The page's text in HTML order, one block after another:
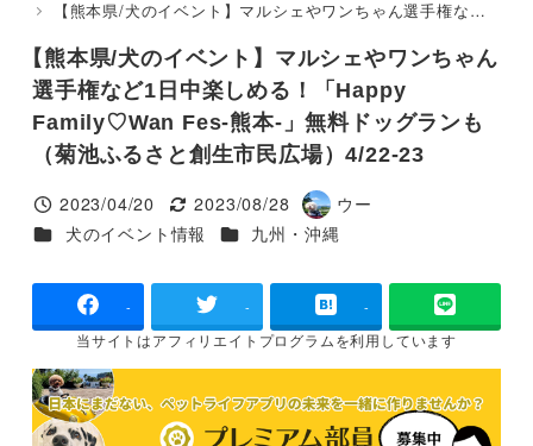
【熊本県/犬のイベント】マルシェやワンちゃん選手権など1日中楽しめる！「Happy Family♡Wan Fes-熊本-」無料ドッグランも（菊池ふるさと創生市民広場）4/22-23
【熊本県/犬のイベント】マルシェやワンちゃん
選手権など1日中楽しめる！「Happy
Family♡Wan Fes-熊本-」無料ドッグランも
（菊池ふるさと創生市民広場）4/22-23
投稿日
2023/04/20
更新日
2023/08/28
著
者
ウー
カテゴリー
犬のイベント情報 カテゴリー
九州・沖縄
- - -
当サイトはアフィリエイトプログラムを利用しています